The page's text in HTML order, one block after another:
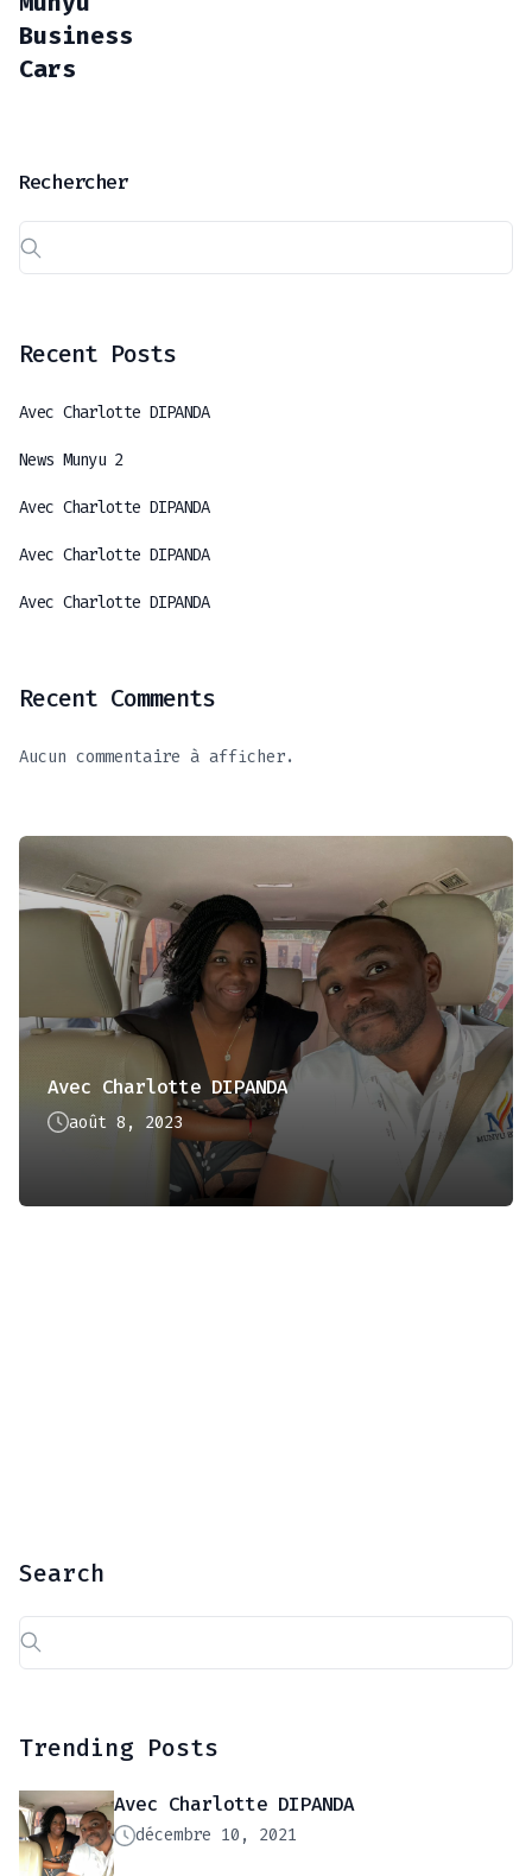
Business
Cars
Rechercher
Recent Posts
Avec Charlotte DIPANDA
News Munyu 2
Avec Charlotte DIPANDA
Avec Charlotte DIPANDA
Avec Charlotte DIPANDA
Recent Comments
Aucun commentaire à afficher.
Avec Charlotte DIPANDA
août 8, 2023
Search
Rechercher :
Trending Posts
Avec Charlotte DIPANDA
décembre 10, 2021